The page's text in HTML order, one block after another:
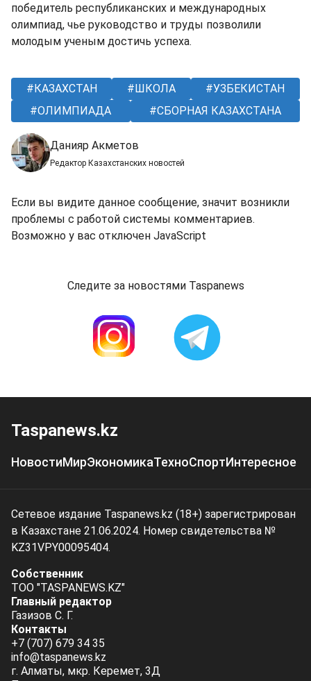
победитель республиканских и международных
олимпиад, чье руководство и труды позволили
молодым ученым достичь успеха.
КАЗАХСТАН ШКОЛА
УЗБЕКИСТАН
ОЛИМПИАДА
СБОРНАЯ КАЗАХСТАНА
Данияр Акметов
Редактор Казахстанских новостей
Если вы видите данное сообщение, значит возникли
проблемы с работой системы комментариев.
Возможно у вас отключен JavaScript
Следите за новостями Taspanews
Taspanews.kz
НовостиМирЭкономикаТехноСпортИнтересное
Сетевое издание Taspanews.kz (18+) зарегистрирован
в Казахстане 21.06.2024. Номер свидетельства №
KZ31VPY00095404.
Собственник
ТОО "TASPANEWS.KZ"
Главный редактор
Газизов С. Г.
Контакты
+7 (707) 679 34 35
info@taspanews.kz
г. Алматы, мкр. Керемет, 3Д